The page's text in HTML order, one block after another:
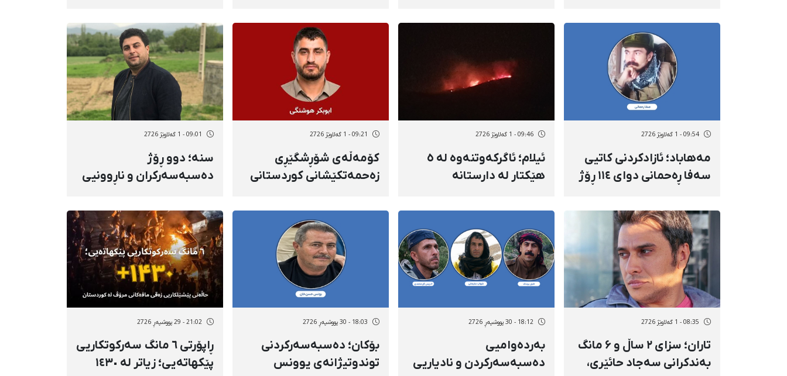
مستەفایی، یاریزانی
بانگکردنی بۆ ئیدارەی
شوێنێکی نادیار
درا
09:54 - 1 گەلاوێژ 2726
مەهاباد؛ ئازادکردنی کاتیی
سەفا ڕەحمانی دوای ١١٤ ڕۆژ
سەرەڕۆیانە بە دانانی بارمتە
09:46 - 1 گەلاوێژ 2726
ئیلام؛ ئاگرکەوتنەوە لە ٥
هێکتار لە دارستانە
09:21 - 1 گەلاوێژ 2726
کۆمەڵەی شۆڕشگێڕی
زەحمەتکێشانی کوردستانی
هووشەنگی، یەکێک لە
بریندارانی هێرشە
مووشەکییەکەی سپا بۆ
سەر بارەگای ئەو حیزبە
گیانی لەدەست دا
09:01 - 1 گەلاوێژ 2726
سنە؛ دوو ڕۆژ
دەسبەسەرکران و ناڕوونیی
بلاگێری کورد و داخرانی
ئینستاگرامەکەی
08:35 - 1 گەلاوێژ 2726
تاران؛ سزای ۲ ساڵ و ۶ مانگ
بەندکرانی سەجاد حائێری،
18:12 - 30 پووشپەڕ 2726
بەردەوامیی
دەسبەسەرکردن و نادیاریی
18:03 - 30 پووشپەڕ 2726
بۆکان؛ دەسبەسەرکردنی
توندوتیژانەی یوونس
21:02 - 29 پووشپەڕ 2726
ڕاپۆرتی ٦ مانگ سەرکوتکاریی
پێکهاتەیی؛ زیاتر لە ١٤٣٠